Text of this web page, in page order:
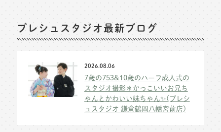
プレシュスタジオ最新ブログ
2026.08.06
7歳の753&10歳のハーフ成人式の
スタジオ撮影＊かっこいいお兄ち
ゃんとかわいい妹ちゃん✨(プレシ
ュスタジオ 鎌倉鶴岡八幡宮前店)